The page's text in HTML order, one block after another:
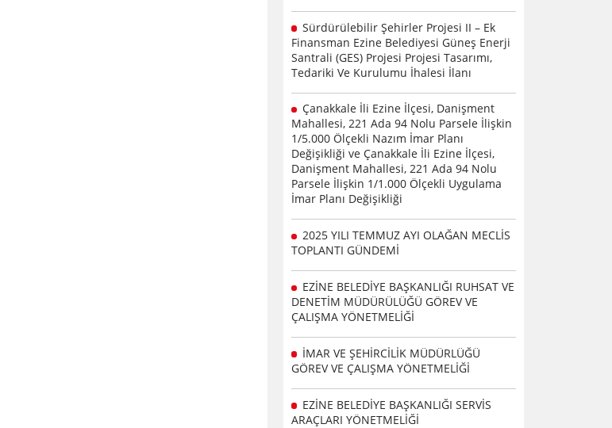
Sürdürülebilir Şehirler Projesi II – Ek
Finansman Ezine Belediyesi Güneş Enerji
Santrali (GES) Projesi Projesi Tasarımı,
Tedariki Ve Kurulumu İhalesi İlanı
Çanakkale İli Ezine İlçesi, Danişment
Mahallesi, 221 Ada 94 Nolu Parsele İlişkin
1/5.000 Ölçekli Nazım İmar Planı
Değişikliği ve Çanakkale İli Ezine İlçesi,
Danişment Mahallesi, 221 Ada 94 Nolu
Parsele İlişkin 1/1.000 Ölçekli Uygulama
İmar Planı Değişikliği
2025 YILI TEMMUZ AYI OLAĞAN MECLİS
TOPLANTI GÜNDEMİ
EZİNE BELEDİYE BAŞKANLIĞI RUHSAT VE
DENETİM MÜDÜRÜLÜĞÜ GÖREV VE
ÇALIŞMA YÖNETMELİĞİ
İMAR VE ŞEHİRCİLİK MÜDÜRLÜĞÜ
GÖREV VE ÇALIŞMA YÖNETMELİĞİ
EZİNE BELEDİYE BAŞKANLIĞI SERVİS
ARAÇLARI YÖNETMELİĞİ